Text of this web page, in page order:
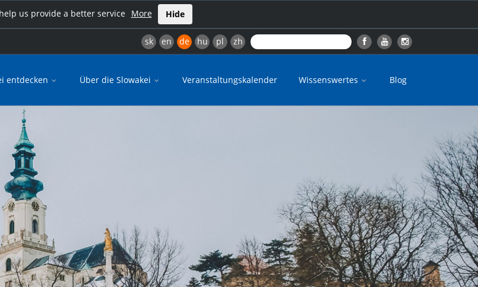
us provide a better service More Hide
sk en de hu pl zh
entdecken Über die Slowakei Veranstaltungskalender Wissenswertes Blog